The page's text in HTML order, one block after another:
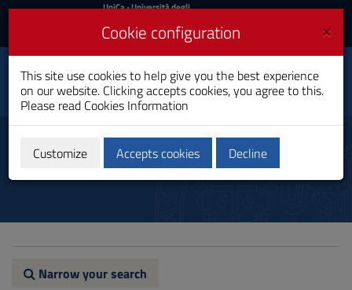
Skip
Content
to
Go
UniCa
Login
UniCa- Università degli
Login UniCA News
Toggle
navigation
Pedagogical Science
and Educational
Processes
Master's Degree
Study plan
Narrow your search
×
Cookie configuration
This site use cookies to help give you the best experience
on our website. Clicking accepts cookies, you agree to this.
Please read Cookies Information
Customize Accepts cookies Decline